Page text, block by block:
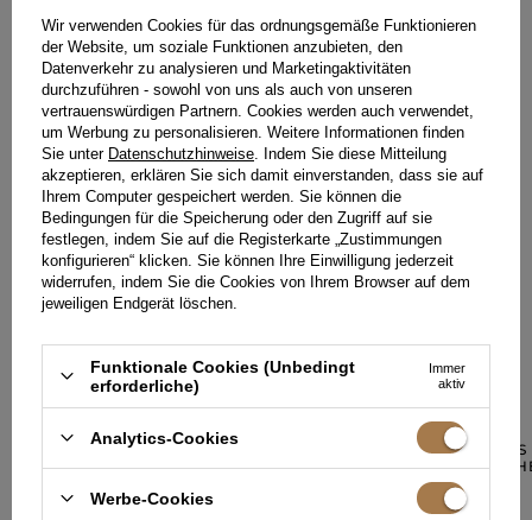
verpackt. Ich bin sehr
zufrieden und würde es auf
jeden Fall weiterempfehlen!
FAHIRA, MÜNCHEN
IHRE MEINUNG HINZUFÜGEN
Für Ihre Bewertung erhalten Sie15 Pkt.
in unserem Treueprogramm.
IN EINER ÄHNLICHEN FARBE
DEREN –
249,00 €
Wir verwenden Cookies für das ordnungsgemäße Funktionieren
der Website, um soziale Funktionen anzubieten, den
Datenverkehr zu analysieren und Marketingaktivitäten
durchzuführen - sowohl von uns als auch von unseren
vertrauenswürdigen Partnern. Cookies werden auch verwendet,
um Werbung zu personalisieren. Weitere Informationen finden
Sie unter Datenschutzhinweise . Indem Sie diese Mitteilung
akzeptieren, erklären Sie sich damit einverstanden, dass sie auf
Ihrem Computer gespeichert werden. Sie können die
Bedingungen für die Speicherung oder den Zugriff auf sie
festlegen, indem Sie auf die Registerkarte „Zustimmungen
konfigurieren“ klicken. Sie können Ihre Einwilligung jederzeit
widerrufen, indem Sie die Cookies von Ihrem Browser auf dem
jeweiligen Endgerät löschen.
Funktionale Cookies (Unbedingt
erforderliche)
Immer
aktiv
Analytics-Cookies
Werbe-Cookies